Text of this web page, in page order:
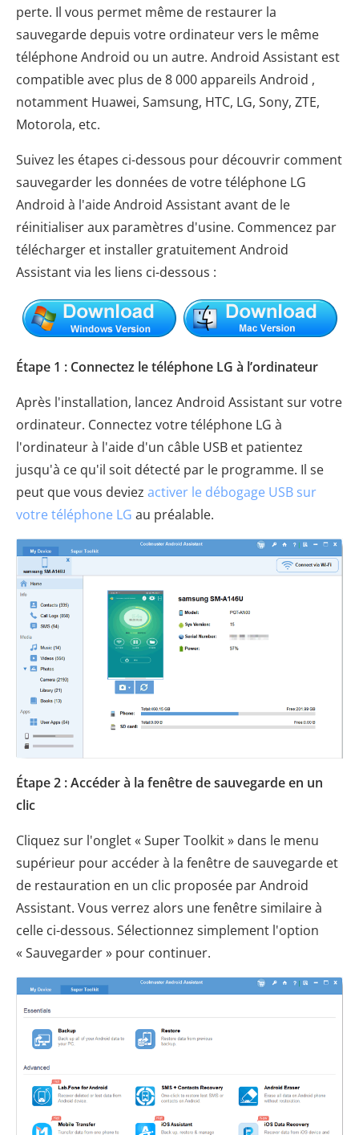
perte. Il vous permet même de restaurer la
sauvegarde depuis votre ordinateur vers le même
téléphone Android ou un autre. Android Assistant est
compatible avec plus de 8 000 appareils Android ,
notamment Huawei, Samsung, HTC, LG, Sony, ZTE,
Motorola, etc.
Suivez les étapes ci-dessous pour découvrir comment
sauvegarder les données de votre téléphone LG
Android à l'aide Android Assistant avant de le
réinitialiser aux paramètres d'usine. Commencez par
télécharger et installer gratuitement Android
Assistant via les liens ci-dessous :
Étape 1 : Connectez le téléphone LG à l’ordinateur
Après l'installation, lancez Android Assistant sur votre
ordinateur. Connectez votre téléphone LG à
l'ordinateur à l'aide d'un câble USB et patientez
jusqu'à ce qu'il soit détecté par le programme. Il se
peut que vous deviez activer le débogage USB sur
votre téléphone LG au préalable.
Étape 2 : Accéder à la fenêtre de sauvegarde en un
clic
Cliquez sur l'onglet « Super Toolkit » dans le menu
supérieur pour accéder à la fenêtre de sauvegarde et
de restauration en un clic proposée par Android
Assistant. Vous verrez alors une fenêtre similaire à
celle ci-dessous. Sélectionnez simplement l'option
« Sauvegarder » pour continuer.